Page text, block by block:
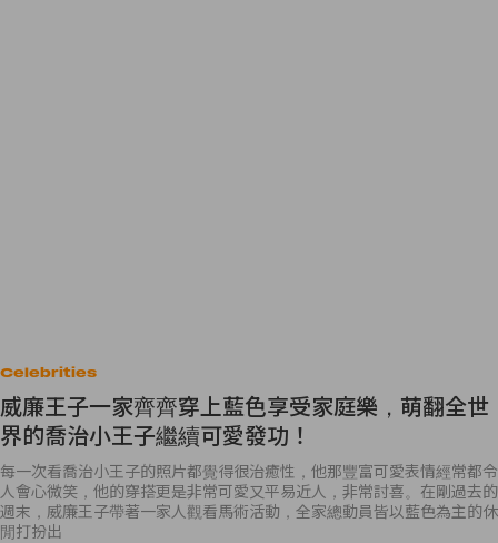
Celebrities
威廉王子一家齊齊穿上藍色享受家庭樂，萌翻全世
界的喬治小王子繼續可愛發功！
每一次看喬治小王子的照片都覺得很治癒性，他那豐富可愛表情經常都令
人會心微笑，他的穿搭更是非常可愛又平易近人，非常討喜。在剛過去的
週末，威廉王子帶著一家人觀看馬術活動，全家總動員皆以藍色為主的休
閒打扮出